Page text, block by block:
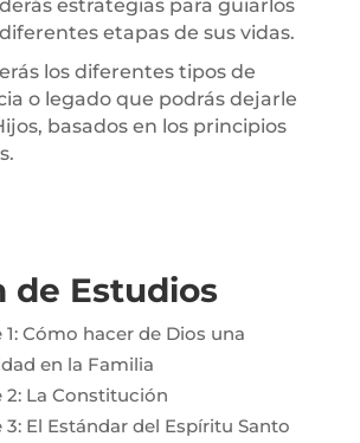
estrategias para guiarlos
etapas de sus vidas.
los diferentes tipos de
o legado que podrás dejarle
basados en los principios
de Estudios
1: Cómo hacer de Dios una
en la Familia
2: La Constitución
3: El Estándar del Espíritu Santo